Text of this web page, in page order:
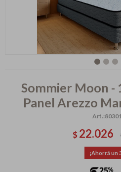
Sommier Moon -
Panel Arezzo
$ 22.026